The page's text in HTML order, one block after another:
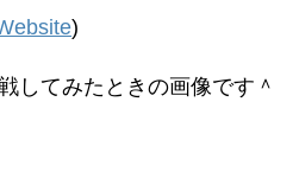
)
してみたときの画像です＾